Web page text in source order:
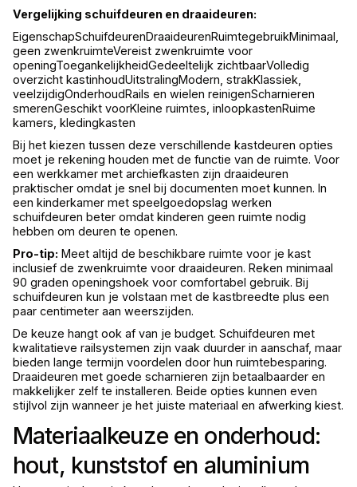
Vergelijking schuifdeuren en draaideuren:
EigenschapSchuifdeurenDraaideurenRuimtegebruikMinimaal,
geen zwenkruimteVereist zwenkruimte voor
openingToegankelijkheidGedeeltelijk zichtbaarVolledig
overzicht kastinhoudUitstralingModern, strakKlassiek,
veelzijdigOnderhoudRails en wielen reinigenScharnieren
smerenGeschikt voorKleine ruimtes, inloopkastenRuime
kamers, kledingkasten
Bij het kiezen tussen deze verschillende kastdeuren opties
moet je rekening houden met de functie van de ruimte. Voor
een werkkamer met archiefkasten zijn draaideuren
praktischer omdat je snel bij documenten moet kunnen. In
een kinderkamer met speelgoedopslag werken
schuifdeuren beter omdat kinderen geen ruimte nodig
hebben om deuren te openen.
Pro-tip: Meet altijd de beschikbare ruimte voor je kast
inclusief de zwenkruimte voor draaideuren. Reken minimaal
90 graden openingshoek voor comfortabel gebruik. Bij
schuifdeuren kun je volstaan met de kastbreedte plus een
paar centimeter aan weerszijden.
De keuze hangt ook af van je budget. Schuifdeuren met
kwalitatieve railsystemen zijn vaak duurder in aanschaf, maar
bieden lange termijn voordelen door hun ruimtebesparing.
Draaideuren met goede scharnieren zijn betaalbaarder en
makkelijker zelf te installeren. Beide opties kunnen even
stijlvol zijn wanneer je het juiste materiaal en afwerking kiest.
Materiaalkeuze en onderhoud:
hout, kunststof en aluminium